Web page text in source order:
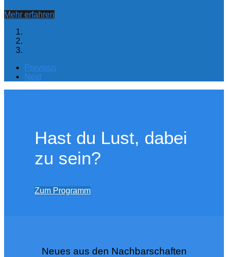
Mehr erfahren
Previous
Next
Hast du Lust, dabei
zu sein?
Zum Programm
Neues aus den Nachbarschaften